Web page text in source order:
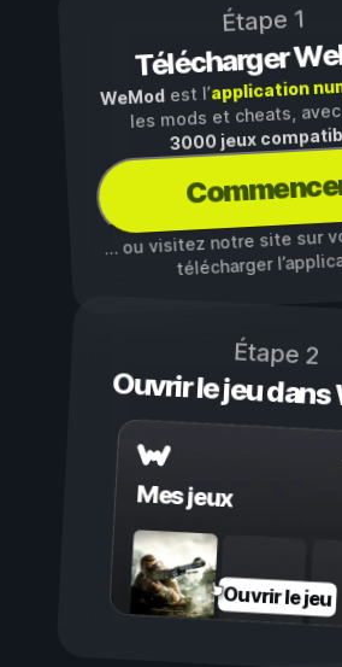
Étape 1
Télécharger
WeModest l’application
les mods et cheats, avec
3000 jeux
… ou visitez notre site sur
télécharger
Étape 2
Ouvrir le jeu
Mes jeux
Ouvrir le jeu